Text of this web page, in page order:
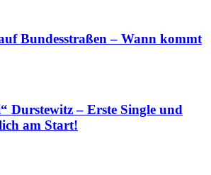
Bundesstraßen – Wann kommt
Durstewitz – Erste Single und
am Start!